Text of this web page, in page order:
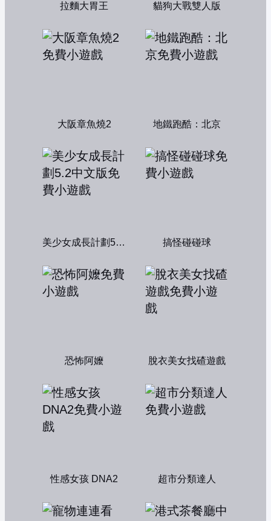
拉麵大胃王 貓狗大戰雙人版
大阪章魚燒2 地鐵跑酷：北京
美少女成長計劃5.2中文版 搞怪碰碰球
恐怖阿嬤 脫衣美女找碴遊戲
性感女孩 DNA2 超市分類達人